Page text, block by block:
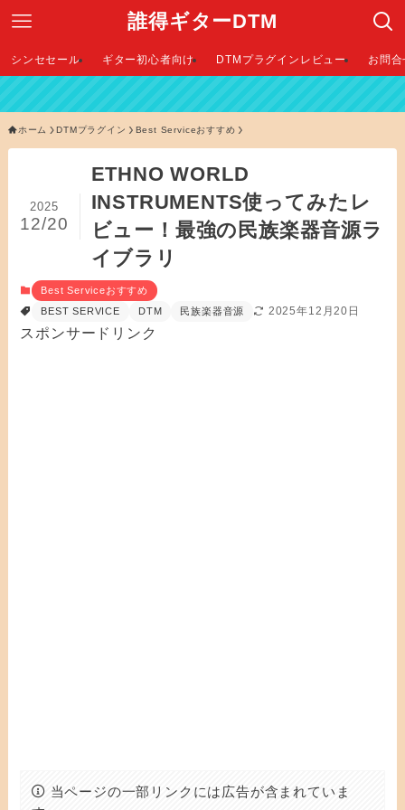
誰得ギターDTM
シンセセール ギター初心者向け DTMプラグインレビュー お問
ホーム DTMプラグイン Best Serviceおすすめ
ETHNO WORLD
INSTRUMENTS使ってみたレ
ビュー！最強の民族楽器音源ラ
イブラリ
2025
12/20
Best Serviceおすすめ
BEST SERVICE
DTM 民族楽器音源 2025年12月20日
スポンサードリンク
当ページの一部リンクには広告が含まれていま